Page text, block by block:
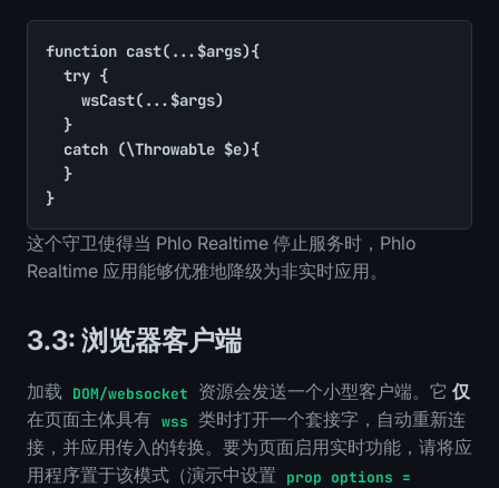
function cast(...$args){
}
这个守卫使得当 Phlo Realtime 停止服务时，Phlo
Realtime 应用能够优雅地降级为非实时应用。
3.3: 浏览器客户端
加载 DOM/websocket 资源会发送一个小型客户端。它仅
在页面主体具有 wss 类时打开一个套接字，自动重新连
接，并应用传入的转换。要为页面启用实时功能，请将应
用程序置于该模式（演示中设置
prop options =